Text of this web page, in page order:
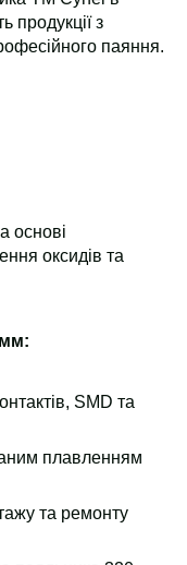
продукції з
паяння.
основі
оксидів та
SMD та
плавленням
та ремонту